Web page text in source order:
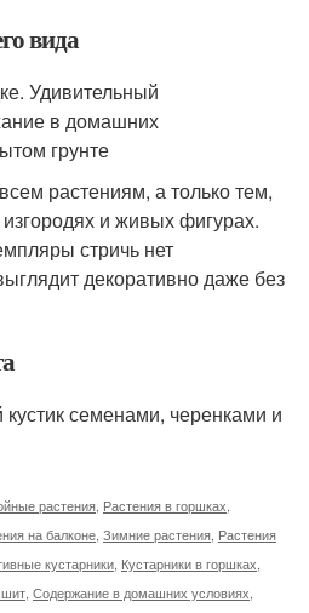
вида
растениям, а только тем,
и живых фигурах.
стричь нет
декоративно даже без
семенами, черенками и
растения Растения в горшках
на балконе Зимние растения Растения
кустарники Кустарники в горшках
Содержание в домашних условиях